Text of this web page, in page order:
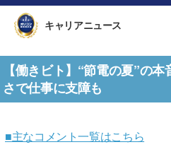
キャリアニュース
【働きビト】“節電の夏”の
さで仕事に支障も
■主なコメント一覧はこちら